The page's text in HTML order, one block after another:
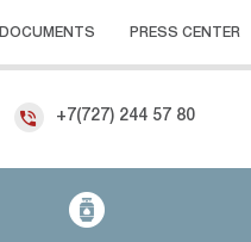
DOCUMENTS PRESS CENTER
+7(727) 244 57 80